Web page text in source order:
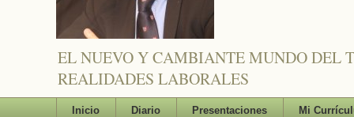
EL NUEVO Y CAMBIANTE MUNDO DEL
REALIDADES LABORALES
Inicio Diario Presentaciones Mi